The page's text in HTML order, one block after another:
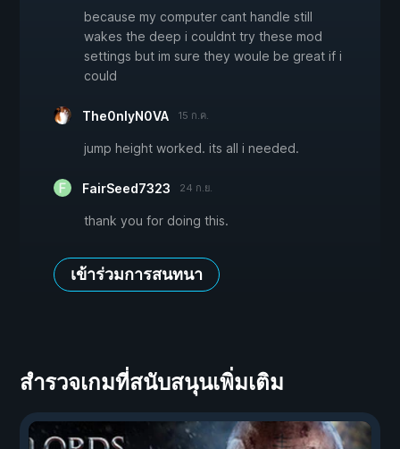
because my computer cant handle still
wakes the deep i couldnt try these mod
settings but im sure they woule be great if i
could
The0nlyN0VA 15 ก.ค.
jump height worked. its all i needed.
FairSeed7323 24 ก.ย.
thank you for doing this.
เข้าร่วมการสนทนา
สำรวจเกมที่สนับสนุนเพิ่มเติม